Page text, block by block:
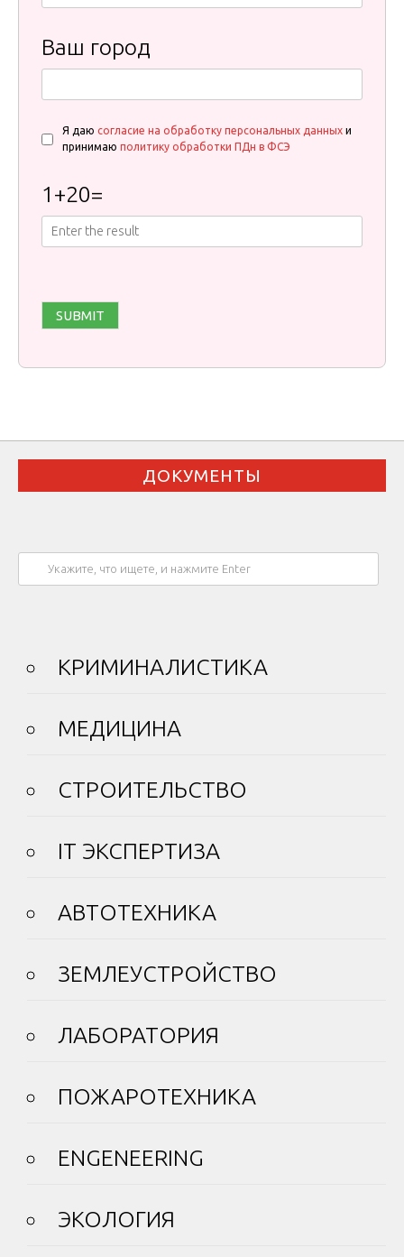
Ваш город
Я даю согласие на обработку персональных данных и
принимаю политику обработки ПДн в ФСЭ
1 +20=
ДОКУМЕНТЫ
КРИМИНАЛИСТИКА
МЕДИЦИНА
СТРОИТЕЛЬСТВО
IT ЭКСПЕРТИЗА
АВТОТЕХНИКА
ЗЕМЛЕУСТРОЙСТВО
ЛАБОРАТОРИЯ
ПОЖАРОТЕХНИКА
ENGENEERING
ЭКОЛОГИЯ